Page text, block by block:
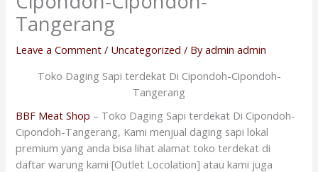
Tangerang
Leave a Comment / Uncategorized / Byadmin admin
Toko Daging Sapi terdekat Di Cipondoh-Cipondoh-
Tangerang
BBF Meat Shop – Toko Daging Sapi terdekat Di Cipondoh-
Cipondoh-Tangerang, Kami menjual daging sapi lokal
premium yang anda bisa lihat alamat toko terdekat di
daftar warung kami [Outlet Locolation] atau kami juga